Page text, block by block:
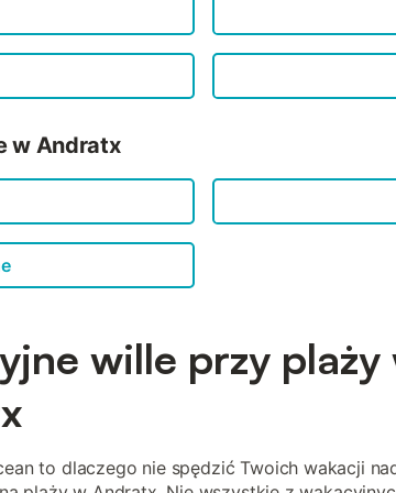
w Andratx
wille przy plaży
to dlaczego nie spędzić Twoich wakacji